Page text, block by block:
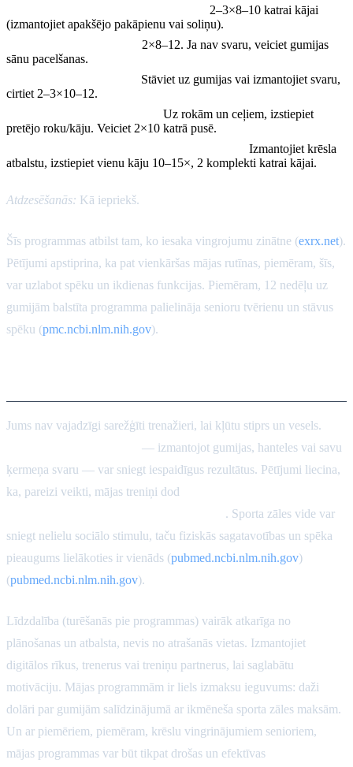
2–3×8–10 katrai kājai
(izmantojiet apakšējo pakāpienu vai soliņu).
2×8–12. Ja nav svaru, veiciet gumijas
sānu pacelšanas.
Stāviet uz gumijas vai izmantojiet svaru,
cirtiet 2–3×10–12.
Uz rokām un ceļiem, izstiepiet
pretējo roku/kāju. Veiciet 2×10 katrā pusē.
Izmantojiet krēsla
atbalstu, izstiepiet vienu kāju 10–15×, 2 komplekti katrai kājai.
Atdzesēšanās: Kā iepriekš.
Šīs programmas atbilst tam, ko iesaka vingrojumu zinātne (exrx.net).
Pētījumi apstiprina, ka pat vienkāršas mājas rutīnas, piemēram, šīs,
var uzlabot spēku un ikdienas funkcijas. Piemēram, 12 nedēļu uz
gumijām balstīta programma palielināja senioru tvērienu un stāvus
spēku (pmc.ncbi.nlm.nih.gov).
Jums nav vajadzīgi sarežģīti trenažieri, lai kļūtu stiprs un vesels.
— izmantojot gumijas, hanteles vai savu
ķermeņa svaru — var sniegt iespaidīgus rezultātus. Pētījumi liecina,
ka, pareizi veikti, mājas treniņi dod
. Sporta zāles vide var
sniegt nelielu sociālo stimulu, taču fiziskās sagatavotības un spēka
pieaugums lielākoties ir vienāds (pubmed.ncbi.nlm.nih.gov)
(pubmed.ncbi.nlm.nih.gov).
Līdzdalība (turēšanās pie programmas) vairāk atkarīga no
plānošanas un atbalsta, nevis no atrašanās vietas. Izmantojiet
digitālos rīkus, trenerus vai treniņu partnerus, lai saglabātu
motivāciju. Mājas programmām ir liels izmaksu ieguvums: daži
dolāri par gumijām salīdzinājumā ar ikmēneša sporta zāles maksām.
Un ar piemēriem, piemēram, krēslu vingrinājumiem senioriem,
mājas programmas var būt tikpat drošas un efektīvas